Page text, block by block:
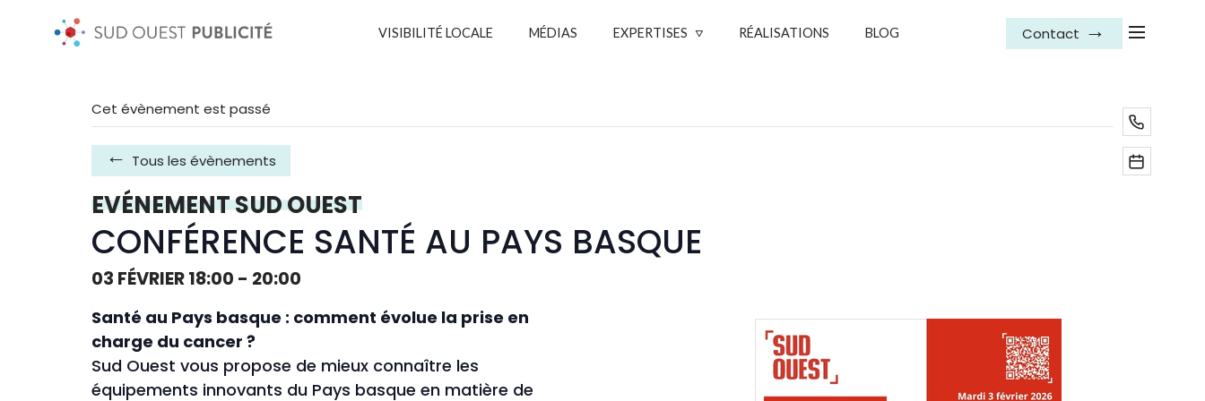
VISIBILITÉ LOCALE MÉDIAS EXPERTISES RÉALISATIONS BLOG Contact
Cet évènement est passé
Tous les évènements
EVÉNEMENT SUD OUEST
CONFÉRENCE SANTÉ AU PAYS BASQUE
03 FÉVRIER 18:00 - 20:00
Santé au Pays basque : comment évolue la prise en
charge du cancer ?
Sud Ouest vous propose de mieux connaître les
équipements innovants du Pays basque en matière de